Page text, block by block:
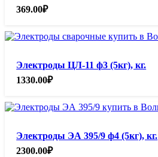
369.00₽
Электроды ЦЛ-11 ф3 (5кг), кг.
1330.00₽
Электроды ЭА 395/9 ф4 (5кг), кг.
2300.00₽